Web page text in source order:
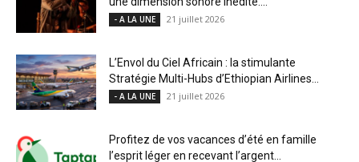
- A LA UNE 21 juillet 2026
L’Envol du Ciel Africain : la stimulante
Stratégie Multi-Hubs d’Ethiopian Airlines...
- A LA UNE 21 juillet 2026
Profitez de vos vacances d’été en famille
l’esprit léger en recevant l’argent...